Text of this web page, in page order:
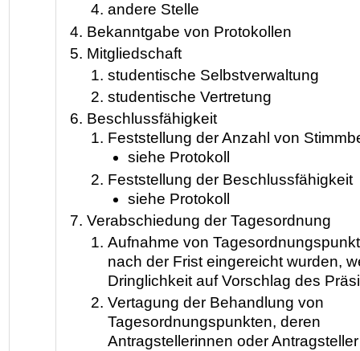
andere Stelle
Bekanntgabe von Protokollen
Mitgliedschaft
studentische Selbstverwaltung
studentische Vertretung
Beschlussfähigkeit
Feststellung der Anzahl von
siehe Protokoll
Feststellung der Beschlussfähigkeit
siehe Protokoll
Verabschiedung der Tagesordnung
Aufnahme von
nach der Frist eingereicht wurden,
Dringlichkeit auf Vorschlag des
Vertagung der Behandlung von
Tagesordnungspunkten, deren
Antragstellerinnen oder